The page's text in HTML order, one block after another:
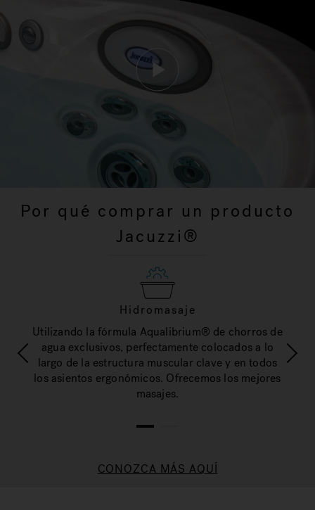
Por qué comprar un producto
Jacuzzi®
la
Hidromasaje
Utilizando la fórmula Aqualibrium® de chorros de
agua exclusivos, perfectamente colocados a lo
largo de la estructura muscular clave y en todos
los asientos ergonómicos. Ofrecemos los mejores
masajes.
1
CONOZCA MÁS AQUÍ